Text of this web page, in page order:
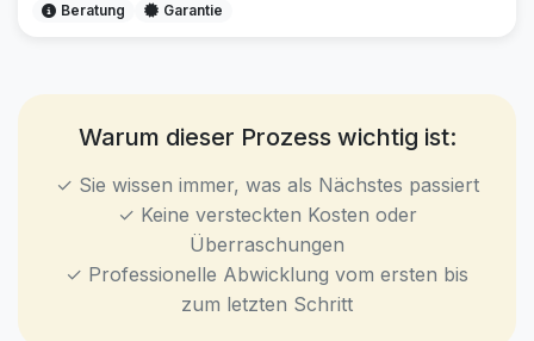
Beratung Garantie
Warum dieser Prozess wichtig ist:
✓ Sie wissen immer, was als Nächstes passiert
✓ Keine versteckten Kosten oder
Überraschungen
✓ Professionelle Abwicklung vom ersten bis
zum letzten Schritt